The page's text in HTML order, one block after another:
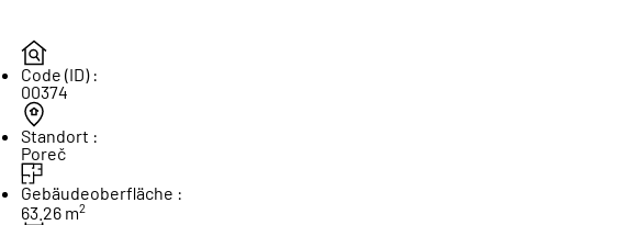
Code (ID) :
00374
Standort :
Poreč
Gebäudeoberfläche :
63.26 m2